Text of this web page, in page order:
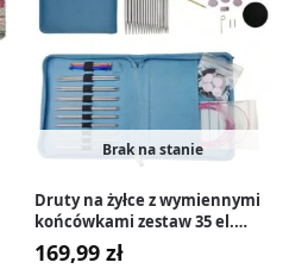
Brak na stanie
Druty na żyłce z wymiennymi
końcówkami zestaw 35 el.
druty wymienne
169,99 zł